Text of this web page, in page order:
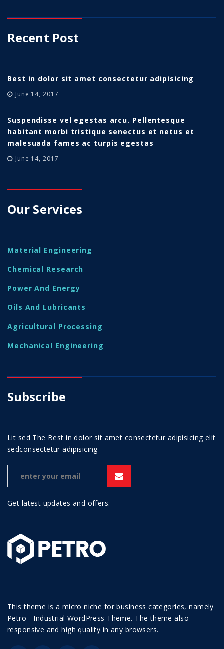
Recent Post
Best in dolor sit amet consectetur adipisicing
June 14, 2017
Suspendisse vel egestas arcu. Pellentesque
habitant morbi tristique senectus et netus et
malesuada fames ac turpis egestas
June 14, 2017
Our Services
Material Engineering
Chemical Research
Power And Energy
Oils And Lubricants
Agricultural Processing
Mechanical Engineering
Subscribe
Lit sed The Best in dolor sit amet consectetur adipisicing elit
sedconsectetur adipisicing
Get latest updates and offers.
This theme is a micro niche for business categories, namely
Petro - Industrial WordPress Theme. The theme also
responsive and high quality in any browsers.